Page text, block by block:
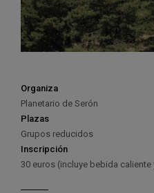
Organiza
Planetario de Serón
Plazas
Grupos reducidos
Inscripción
30 euros (incluye bebida